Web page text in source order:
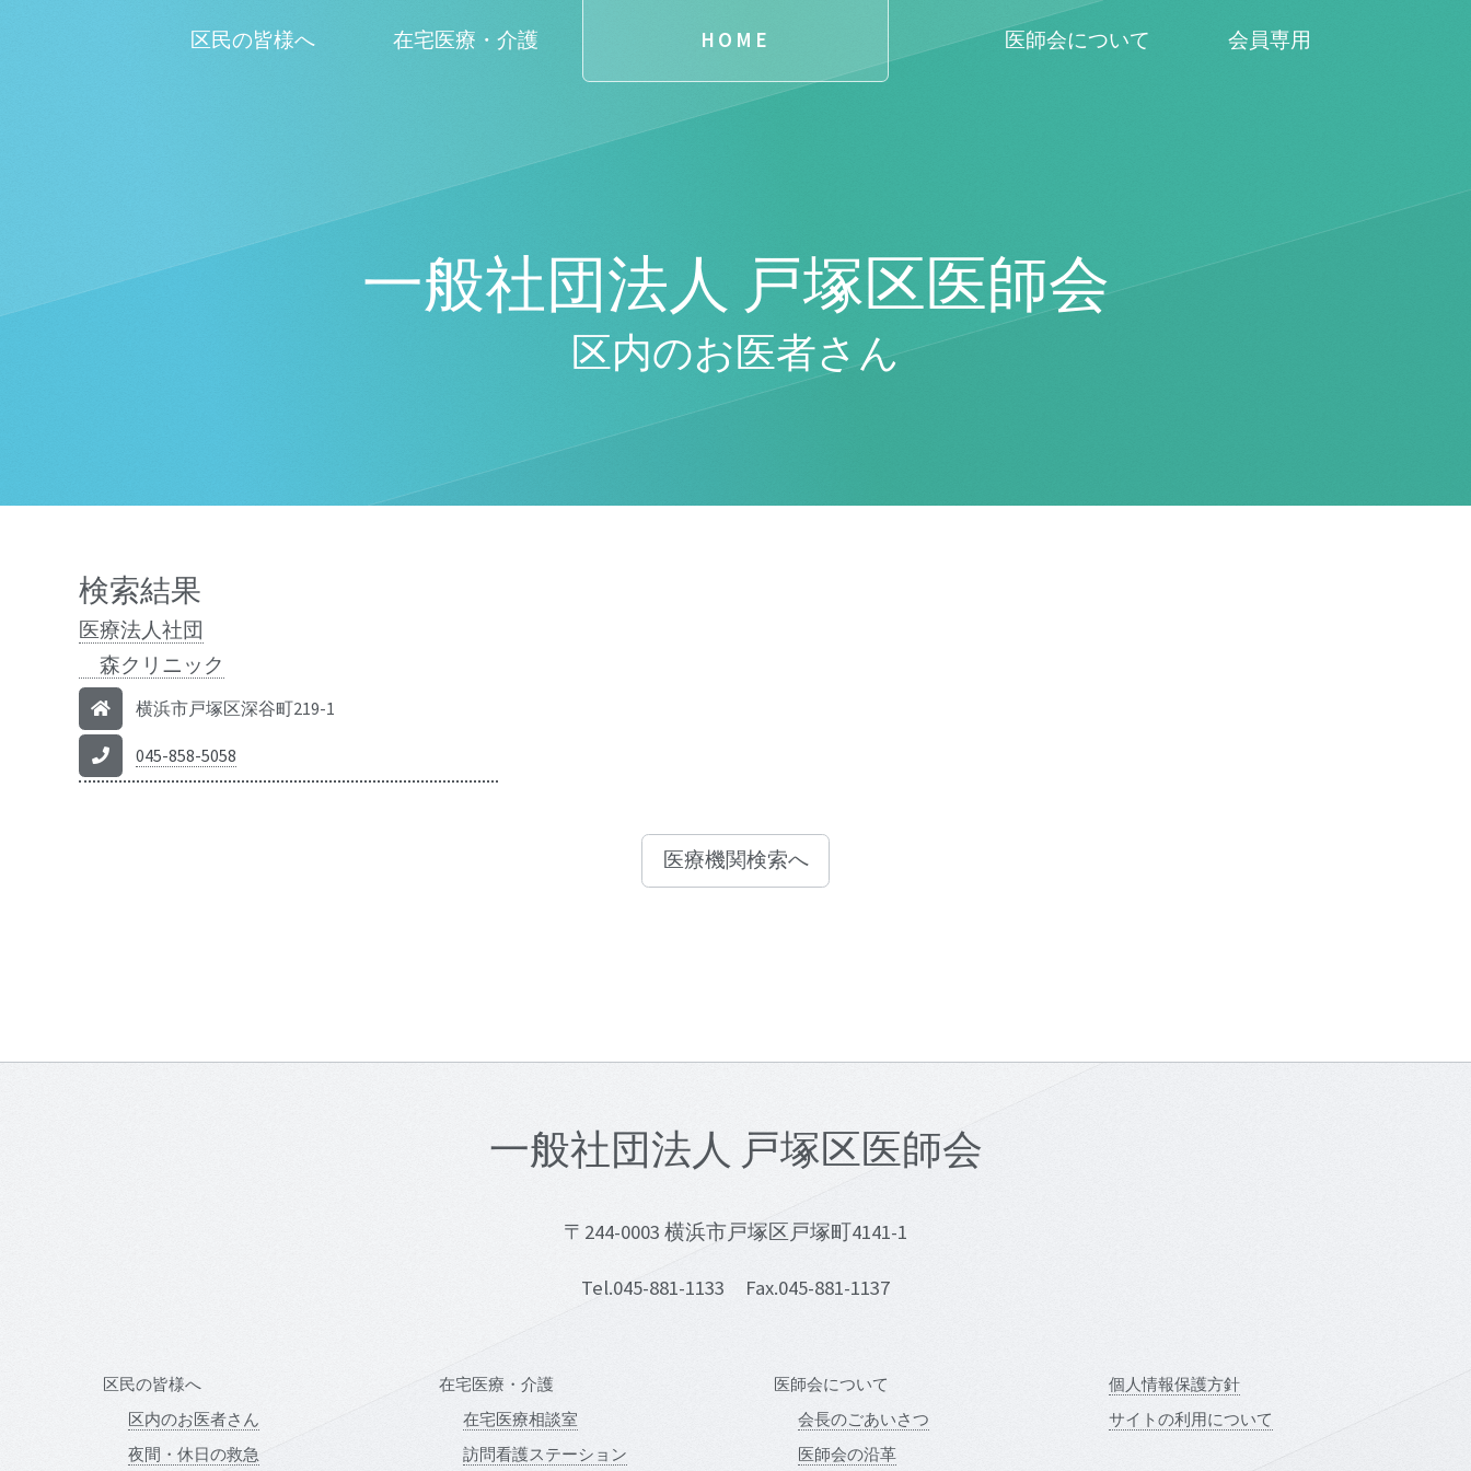
HOME
区民の皆様へ 在宅医療・介護 医師会について 会員専用
一般社団法人 戸塚区医師会
区内のお医者さん
検索結果
医療法人社団
森クリニック
横浜市戸塚区深谷町219-1
045-858-5058
医療機関検索へ
一般社団法人 戸塚区医師会
〒244-0003 横浜市戸塚区戸塚町4141-1
Tel.045-881-1133 Fax.045-881-1137
区民の皆様へ
区内のお医者さん
夜間・休日の救急
在宅医療・介護
在宅医療相談室
訪問看護ステーション
医師会について
会長のごあいさつ
医師会の沿革
個人情報保護方針
サイトの利用について